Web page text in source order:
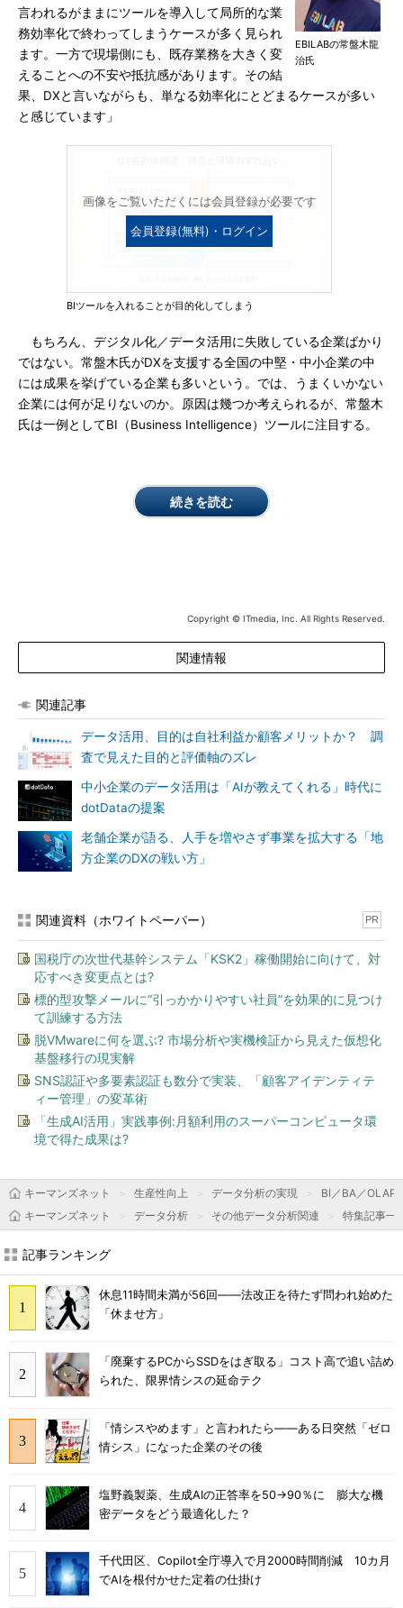
EBILABの常盤木龍
治氏
言われるがままにツールを導入して局所的な業
務効率化で終わってしまうケースが多く見られ
ます。一方で現場側にも、既存業務を大きく変
えることへの不安や抵抗感があります。その結
果、DXと言いながらも、単なる効率化にとどまるケースが多い
と感じています」
画像をご覧いただくには会員登録が必要です
会員登録(無料)・ログイン
BIツールを入れることが目的化してしまう
もちろん、デジタル化／データ活用に失敗している企業ばかり
ではない。常盤木氏がDXを支援する全国の中堅・中小企業の中
には成果を挙げている企業も多いという。では、うまくいかない
企業には何が足りないのか。原因は幾つか考えられるが、常盤木
氏は一例としてBI（Business Intelligence）ツールに注目する。
続きを読む
Copyright © ITmedia, Inc. All Rights Reserved.
関連情報
関連記事
データ活用、目的は自社利益か顧客メリットか？ 調
査で見えた目的と評価軸のズレ
中小企業のデータ活用は「AIが教えてくれる」時代に
dotDataの提案
老舗企業が語る、人手を増やさず事業を拡大する「地
方企業のDXの戦い方」
関連資料（ホワイトペーパー） PR
国税庁の次世代基幹システム「KSK2」稼働開始に向けて、対
応すべき変更点とは?
標的型攻撃メールに“引っかかりやすい社員”を効果的に見つけ
て訓練する方法
脱VMwareに何を選ぶ? 市場分析や実機検証から見えた仮想化
基盤移行の現実解
SNS認証や多要素認証も数分で実装、「顧客アイデンティテ
ィー管理」の変革術
「生成AI活用」実践事例:月額利用のスーパーコンピュータ環
境で得た成果は?
キーマンズネット 生産性向上 データ分析の実現
BI／BA／OLAP
キーマンズネット
データ分析 その他データ分析関連 特集記事一
記事ランキング
休息11時間未満が56回――法改正を待たず問われ始めた
「休ませ方」
「廃棄するPCからSSDをはぎ取る」コスト高で追い詰め
られた、限界情シスの延命テク
「情シスやめます」と言われたら――ある日突然「ゼロ
情シス」になった企業のその後
塩野義製薬、生成AIの正答率を50→90％に 膨大な機
密データをどう最適化した？
千代田区、Copilot全庁導入で月2000時間削減 10カ月
でAIを根付かせた定着の仕掛け